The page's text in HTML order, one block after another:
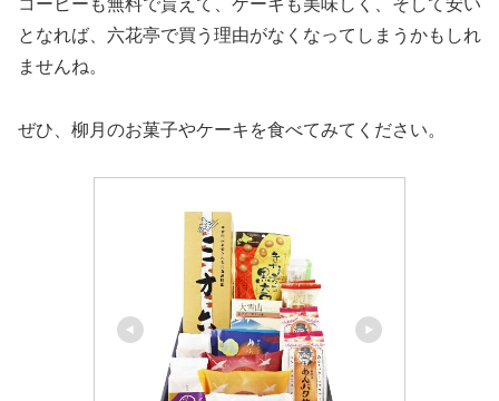
となれば、六花亭で買う理由がなくなってしまうかもしれ
ませんね。
ぜひ、柳月のお菓子やケーキを食べてみてください。